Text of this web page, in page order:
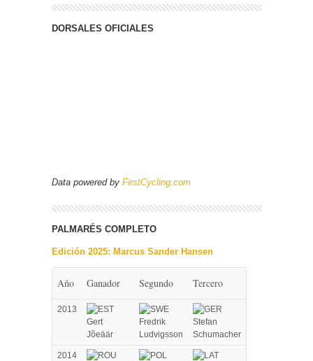
DORSALES OFICIALES
Data powered by FirstCycling.com
PALMARÉS COMPLETO
Edición 2025: Marcus Sander Hansen
Año Ganador Segundo Tercero
2013
Gert
Jõeäär
Fredrik
Ludvigsson
Stefan
Schumacher
2014